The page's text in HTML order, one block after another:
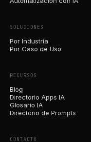
SOLUCIONES
Por Industria
Por Caso de Uso
RECURSOS
Blog
Directorio Apps IA
Glosario IA
Directorio de Prompts
CONTACTO